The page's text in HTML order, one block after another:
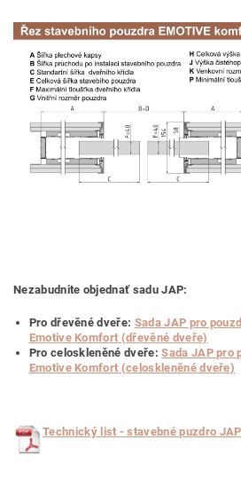
Nezabudnite objednať sadu JAP:
Pro dřevěné dveře: Sada JAP pro
Emotive Komfort (dřevěné dveře)
Pro celoskleněné dveře:Sada JAP pro
Emotive Komfort (celoskleněné dveře)
Technický list - stavebné puzdro JAP